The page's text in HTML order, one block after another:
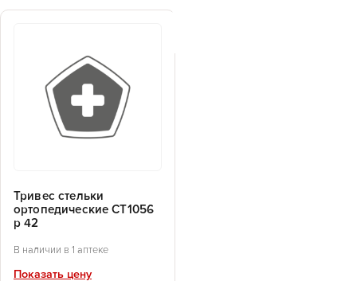
Тривес стельки
ортопедические СТ1056
р 42
В наличии в 1 аптеке
Показать цену